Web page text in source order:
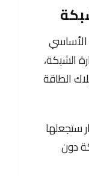
الشبكة،
الطاقة
ستجعلها
دون